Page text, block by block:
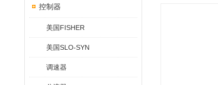
控制器
美国FISHER
美国SLO-SYN
调速器